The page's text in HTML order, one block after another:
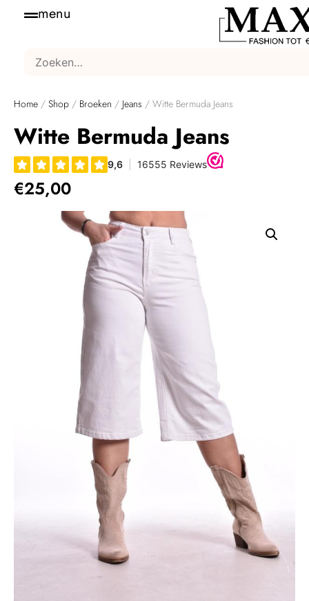
menu
Home / Shop / Broeken / Jeans / Witte Bermuda Jeans
Witte Bermuda Jeans
€25,00